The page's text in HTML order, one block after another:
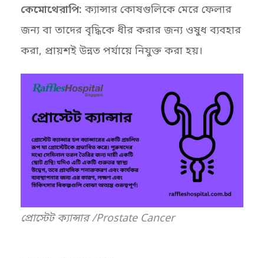
কেমোথেরাপি: ক্যান্সার কোষগুলিকে মেরে ফেলার
জন্য বা তাদের বৃদ্ধিকে ধীর করার জন্য ওষুধ ব্যবহার
করা, প্রায়শই উন্নত পর্যায়ে নিযুক্ত করা হয়।
প্রোস্টেট ক্যান্সার /Prostate Cancer